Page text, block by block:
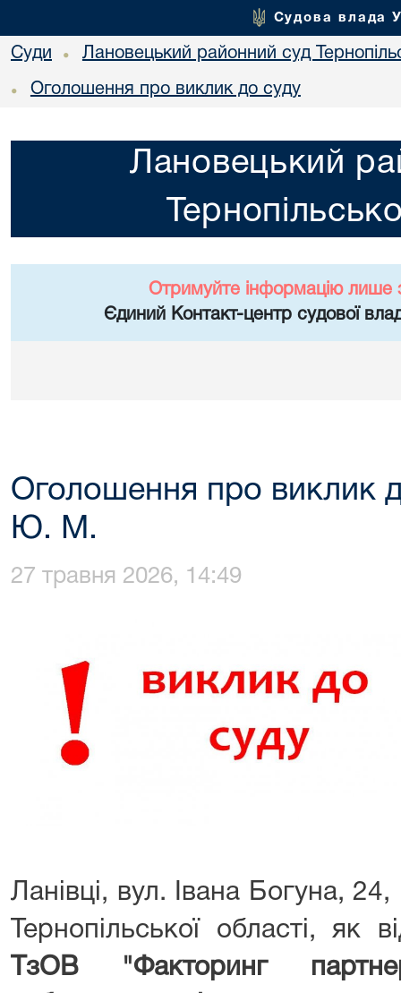
Судова влада
Суди • Лановецький районний суд
• Оголошення про виклик до суду
Лановецький
Отримуйте інформацію лише
Єдиний Контакт-центр судової
Оголошення про виклик
Ю. М.
27 травня 2026, 14:49
Ланівці, вул. Івана Богуна,
Тернопільської області, як
ТзОВ "Факторинг